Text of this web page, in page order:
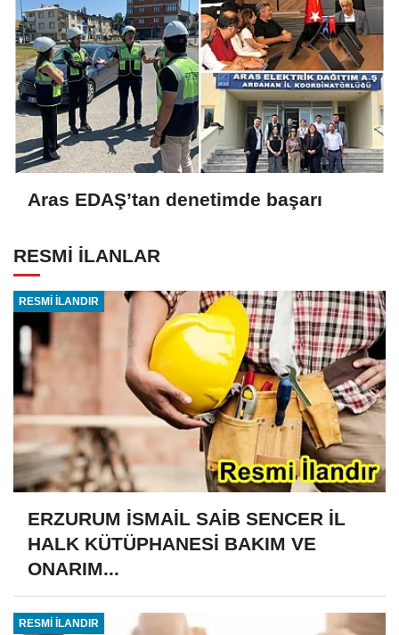
Aras EDAŞ’tan denetimde başarı
RESMİ İLANLAR
RESMİ İLANDIR
ERZURUM İSMAİL SAİB SENCER İL
HALK KÜTÜPHANESİ BAKIM VE
ONARIM...
RESMİ İLANDIR